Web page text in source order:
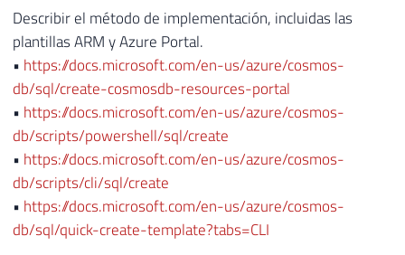
Describir el método de implementación, incluidas las
plantillas ARM y Azure Portal.
• https://docs.microsoft.com/en-us/azure/cosmos-
db/sql/create-cosmosdb-resources-portal
• https://docs.microsoft.com/en-us/azure/cosmos-
db/scripts/powershell/sql/create
• https://docs.microsoft.com/en-us/azure/cosmos-
db/scripts/cli/sql/create
• https://docs.microsoft.com/en-us/azure/cosmos-
db/sql/quick-create-template?tabs=CLI